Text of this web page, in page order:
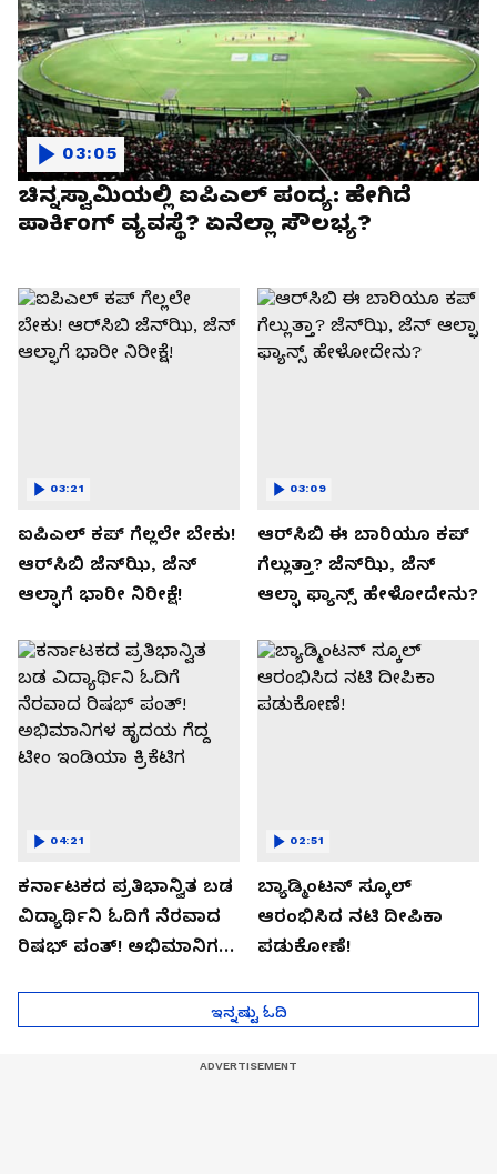
ಚಿನ್ನಸ್ವಾಮಿಯಲ್ಲಿ ಐಪಿಎಲ್‌ ಪಂದ್ಯ: ಹೇಗಿದೆ
ಪಾರ್ಕಿಂಗ್ ವ್ಯವಸ್ಥೆ? ಏನೆಲ್ಲಾ ಸೌಲಭ್ಯ?
03:05
ಐಪಿಎಲ್ ಕಪ್‌ ಗೆಲ್ಲಲೇ ಬೇಕು!
ಆರ್‌ಸಿಬಿ ಜೆನ್‌ಝಿ, ಜೆನ್‌
ಆಲ್ಫಾಗೆ ಭಾರೀ ನಿರೀಕ್ಷೆ!
03:21
ಆರ್‌ಸಿಬಿ ಈ ಬಾರಿಯೂ ಕಪ್‌
ಗೆಲ್ಲುತ್ತಾ? ಜೆನ್‌ಝಿ, ಜೆನ್‌
ಆಲ್ಫಾ ಫ್ಯಾನ್ಸ್ ಹೇಳೋದೇನು?
03:09
ಕರ್ನಾಟಕದ ಪ್ರತಿಭಾನ್ವಿತ ಬಡ
ವಿದ್ಯಾರ್ಥಿನಿ ಓದಿಗೆ ನೆರವಾದ
ರಿಷಭ್ ಪಂತ್! ಅಭಿಮಾನಿಗಳ
04:21
ಬ್ಯಾಡ್ಮಿಂಟನ್ ಸ್ಕೂಲ್​
ಆರಂಭಿಸಿದ ನಟಿ ದೀಪಿಕಾ
ಪಡುಕೋಣೆ!
02:51
ಇನ್ನಷ್ಟು ಓದಿ